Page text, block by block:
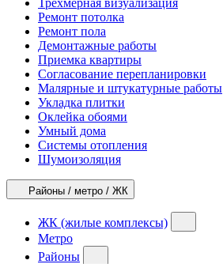
Трехмерная визуализация
Ремонт потолка
Ремонт пола
Демонтажные работы
Приемка квартиры
Согласование перепланировки
Малярные и штукатурные работы
Укладка плитки
Оклейка обоями
Умный дома
Системы отопления
Шумоизоляция
Районы / метро / ЖК
ЖК (жилые комплексы)
Метро
Районы